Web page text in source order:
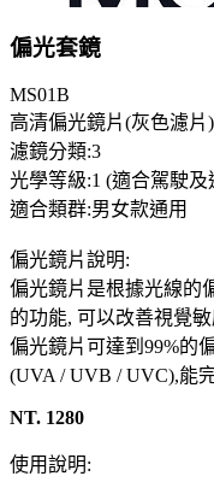
偏光套鏡
MS01B
高清偏光鏡片(灰色濾片)
濾鏡分類:3
光學等級:1 (適合駕駛及
適合類群:男女款通用
偏光鏡片說明:
偏光鏡片是根據光線的
的功能, 可以改善視覺
偏光鏡片可達到99%的
(UVA / UVB / UVC),能
NT. 1280
使用說明: